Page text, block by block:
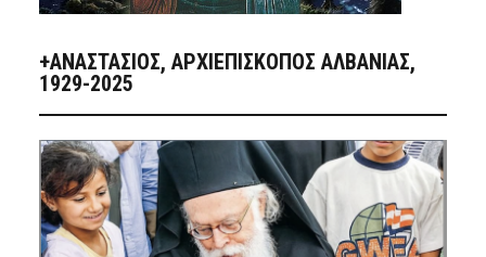
+ΑΝΑΣΤΆΣΙΟΣ, ΑΡΧΙΕΠΊΣΚΟΠΟΣ ΑΛΒΑΝΊΑΣ,
1929-2025